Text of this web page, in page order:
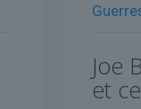
Joe
et